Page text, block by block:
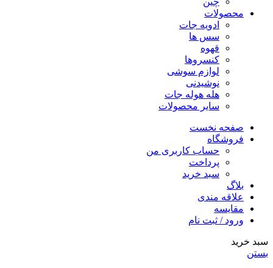
محصولات
ادویه جات
سس ها
قهوه
کنسروها
لوازم سوشی
نوشیدنی
هله هوله جات
سایر محصولات
صفحه نخست
فروشگاه
حساب کاربری من
پرداخت
سبد خرید
بلاگ
علاقه مندی
مقایسه
ورود / ثبت نام
سبد خرید
بستن